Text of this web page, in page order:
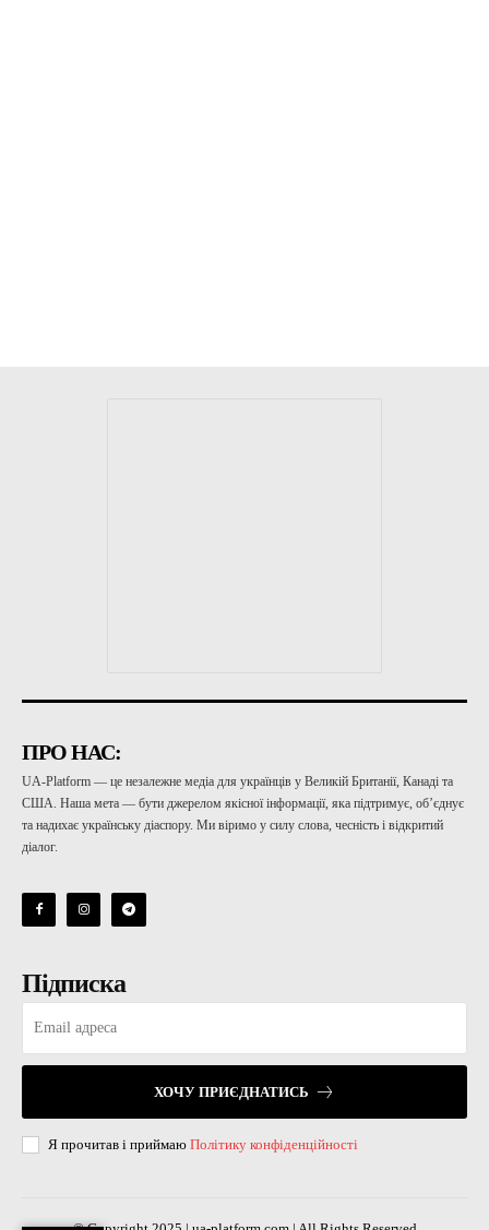
ПРО НАС:
UA-Platform — це незалежне медіа для українців у Великій Британії, Канаді та
США. Наша мета — бути джерелом якісної інформації, яка підтримує, об’єднує
та надихає українську діаспору. Ми віримо у силу слова, чесність і відкритий
діалог.
Підписка
ХОЧУ ПРИЄДНАТИСЬ
Я прочитав і приймаю Політику конфіденційності